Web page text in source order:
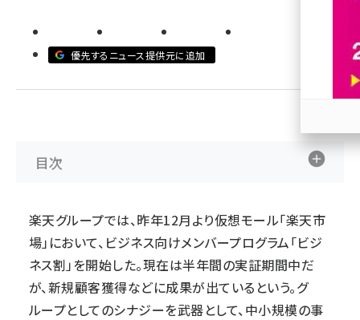
優先するニュース提供元に追加
目次
楽天グループでは、昨年12月より仮想モール「楽天市
場」において、ビジネス向けメンバープログラム「ビジ
ネス割」を開始した。現在は半年間の実証期間中だ
が、新規顧客獲得などに成果が出ているという。グ
ループとしてのシナジーを武器として、中小規模の事
参